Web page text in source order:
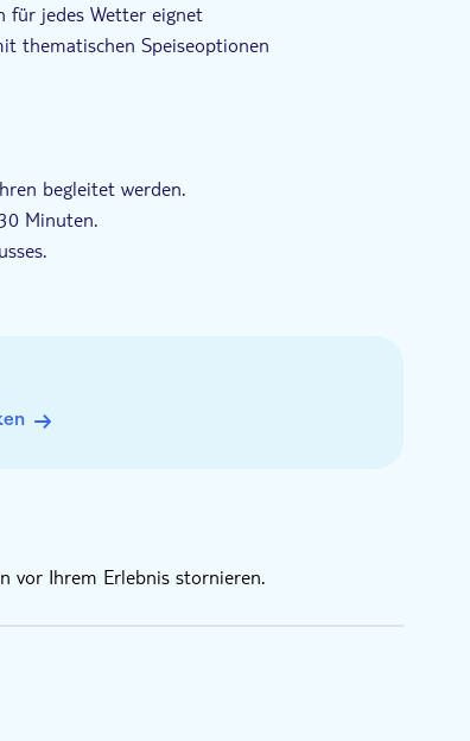
für jedes Wetter eignet
thematischen Speiseoptionen
begleitet werden.
Minuten.
Abfahrtszeit ankommen.
vor Ihrem Erlebnis stornieren.